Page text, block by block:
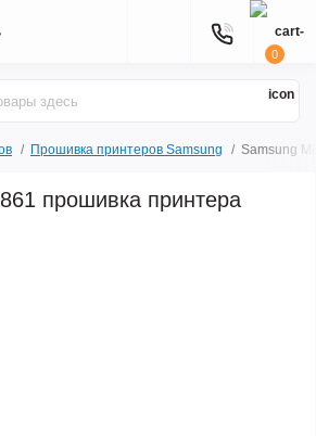
0
Прошивка принтеров Samsung Samsung
прошивка принтера